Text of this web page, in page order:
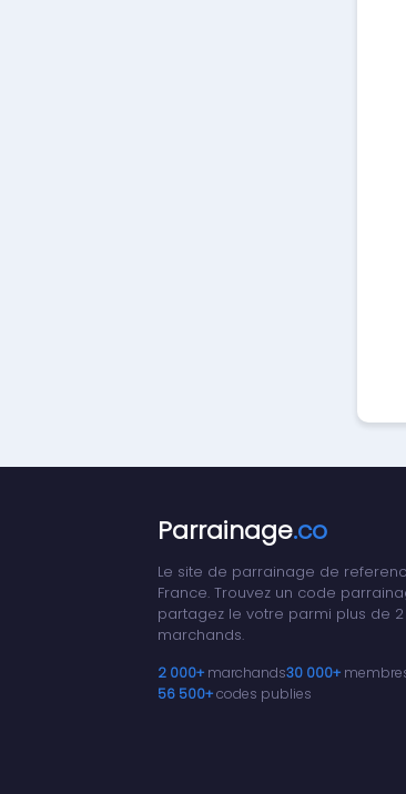
Parrainage.co
Le site de parrainage de
France. Trouvez un code
partagez le votre parmi plus de 2
marchands.
2 000+ marchands30 000+
56 500+codes publies